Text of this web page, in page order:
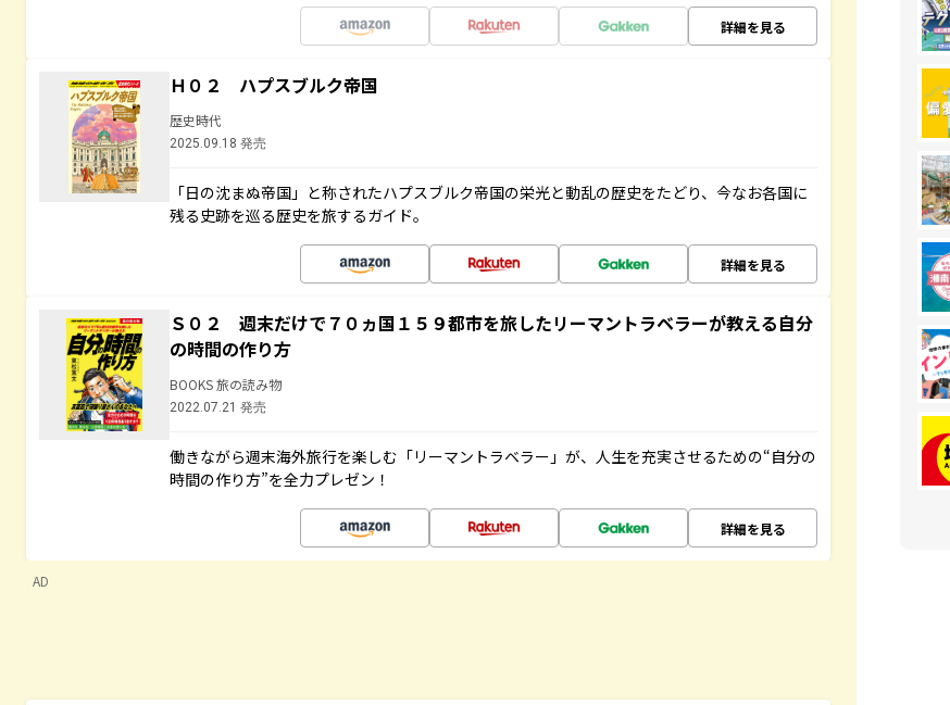
詳細を見る
Ｈ０２ ハプスブルク帝国
歴史時代
2025.09.18 発売
「日の沈まぬ帝国」と称されたハプスブルク帝国の栄光と動乱の歴史をたどり、今なお各国に
残る史跡を巡る歴史を旅するガイド。
詳細を見る
Ｓ０２ 週末だけで７０ヵ国１５９都市を旅したリーマントラベラーが教える自分
の時間の作り方
BOOKS 旅の読み物
2022.07.21 発売
働きながら週末海外旅行を楽しむ「リーマントラベラー」が、人生を充実させるための“自分の
時間の作り方”を全力プレゼン！
詳細を見る
AD